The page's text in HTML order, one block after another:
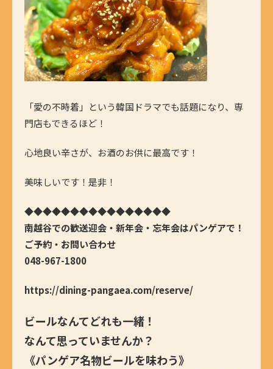
「愛の不時着」という韓国ドラマでも話題になり、専
門店もできるほど！
心地良い辛さが、お酒のお供に最高です！
美味しいです！是非！
◆◆◆◆◆◆◆◆◆◆◆◆◆◆◆◆
南越谷での歓送迎会・新年会・忘年会はパンゲアで！
ご予約・お問い合わせ
048-967-1800
https://dining-pangaea.com/reserve/
ビールなんてどれも一緒！
なんて思っていませんか？
《パンゲア名物ビールを味わう》